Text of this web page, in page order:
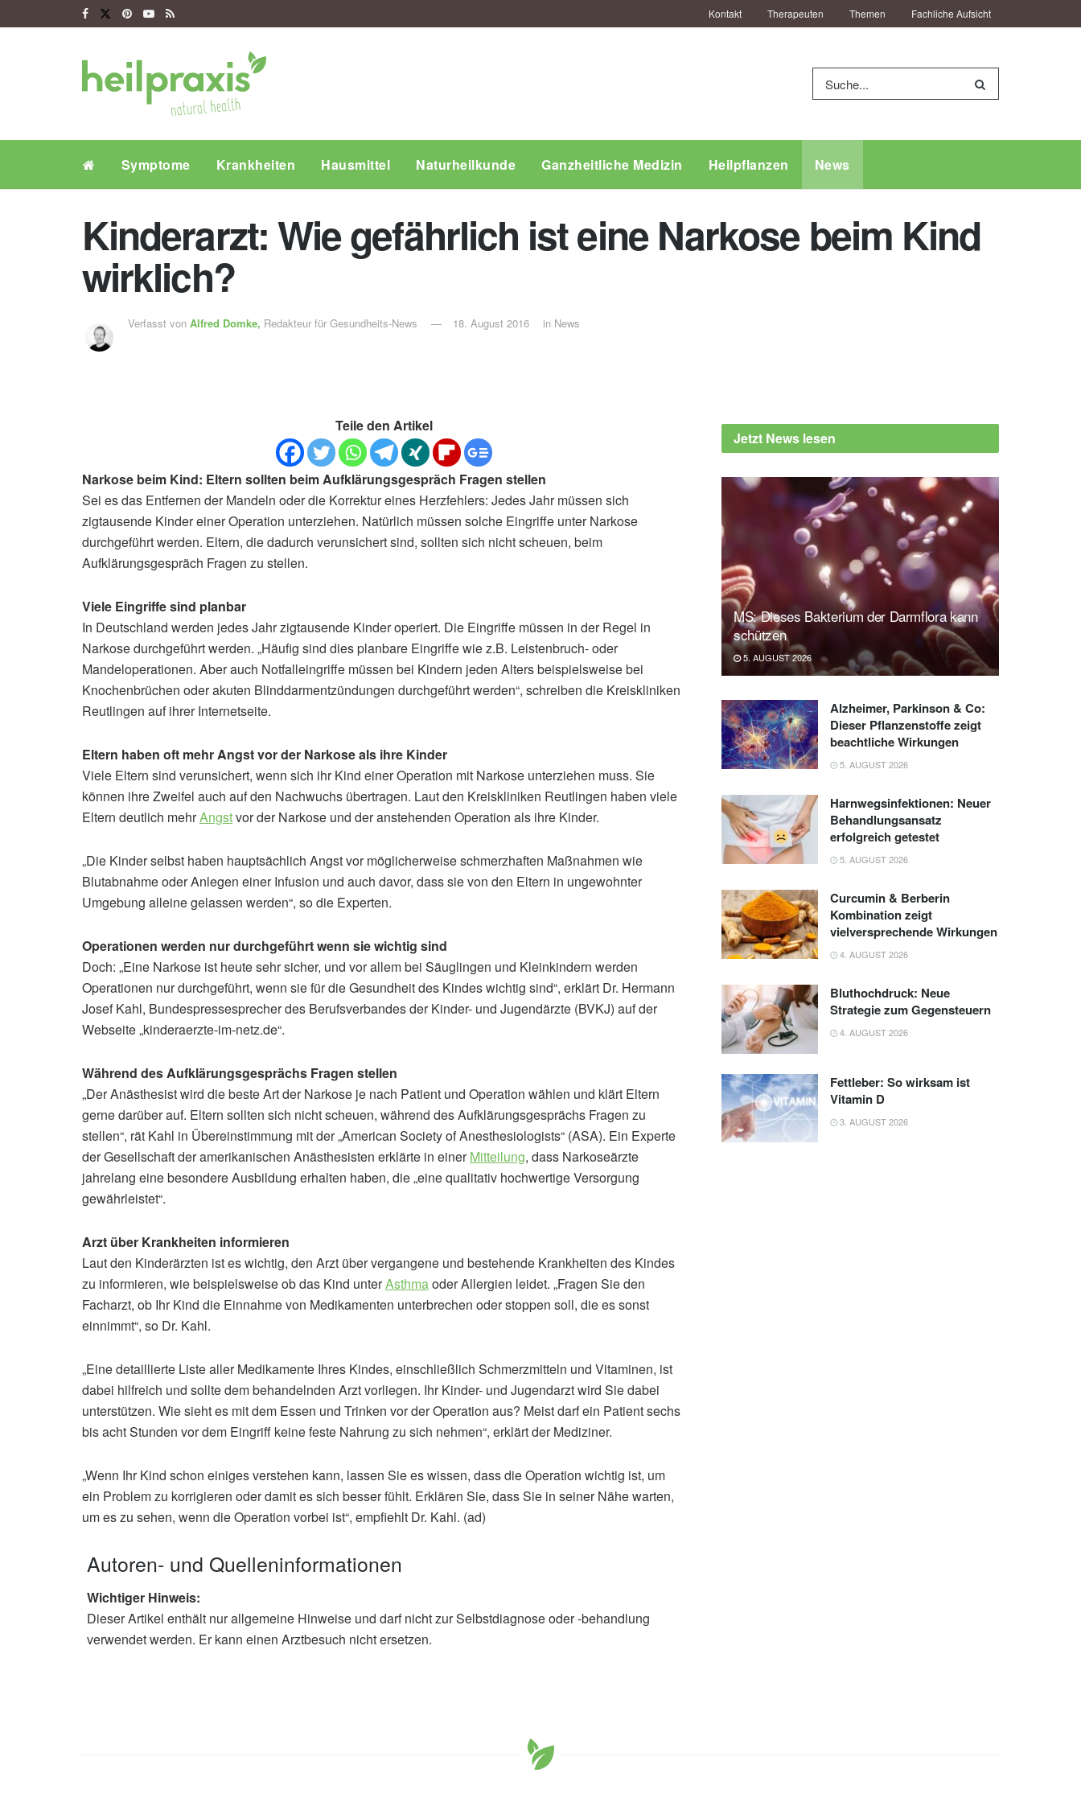
Kontakt Therapeuten Themen Fachliche Aufsicht
Symptome Krankheiten Hausmittel Naturheilkunde Ganzheitliche Medizin Heilpflanzen News
Kinderarzt: Wie gefährlich ist eine Narkose beim Kind
wirklich?
Verfasst von Alfred Domke, Redakteur für Gesundheits-News 18. August 2016 in News
Teile den Artikel
Narkose beim Kind: Eltern sollten beim Aufklärungsgespräch Fragen stellen
Sei es das Entfernen der Mandeln oder die Korrektur eines Herzfehlers: Jedes Jahr müssen sich
zigtausende Kinder einer Operation unterziehen. Natürlich müssen solche Eingriffe unter Narkose
durchgeführt werden. Eltern, die dadurch verunsichert sind, sollten sich nicht scheuen, beim
Aufklärungsgespräch Fragen zu stellen.
Viele Eingriffe sind planbar
In Deutschland werden jedes Jahr zigtausende Kinder operiert. Die Eingriffe müssen in der Regel in
Narkose durchgeführt werden. „Häufig sind dies planbare Eingriffe wie z.B. Leistenbruch- oder
Mandeloperationen. Aber auch Notfalleingriffe müssen bei Kindern jeden Alters beispielsweise bei
Knochenbrüchen oder akuten Blinddarmentzündungen durchgeführt werden“, schreiben die Kreiskliniken
Reutlingen auf ihrer Internetseite.
Eltern haben oft mehr Angst vor der Narkose als ihre Kinder
Viele Eltern sind verunsichert, wenn sich ihr Kind einer Operation mit Narkose unterziehen muss. Sie
können ihre Zweifel auch auf den Nachwuchs übertragen. Laut den Kreiskliniken Reutlingen haben viele
Eltern deutlich mehrAngstvor der Narkose und der anstehenden Operation als ihre Kinder.
„Die Kinder selbst haben hauptsächlich Angst vor möglicherweise schmerzhaften Maßnahmen wie
Blutabnahme oder Anlegen einer Infusion und auch davor, dass sie von den Eltern in ungewohnter
Umgebung alleine gelassen werden“, so die Experten.
Operationen werden nur durchgeführt wenn sie wichtig sind
Doch: „Eine Narkose ist heute sehr sicher, und vor allem bei Säuglingen und Kleinkindern werden
Operationen nur durchgeführt, wenn sie für die Gesundheit des Kindes wichtig sind“, erklärt Dr. Hermann
Josef Kahl, Bundespressesprecher des Berufsverbandes der Kinder- und Jugendärzte (BVKJ) auf der
Webseite „kinderaerzte-im-netz.de“.
Während des Aufklärungsgesprächs Fragen stellen
„Der Anästhesist wird die beste Art der Narkose je nach Patient und Operation wählen und klärt Eltern
gerne darüber auf. Eltern sollten sich nicht scheuen, während des Aufklärungsgesprächs Fragen zu
stellen“, rät Kahl in Übereinstimmung mit der „American Society of Anesthesiologists“ (ASA). Ein Experte
der Gesellschaft der amerikanischen Anästhesisten erklärte in einerMitteilung, dass Narkoseärzte
jahrelang eine besondere Ausbildung erhalten haben, die „eine qualitativ hochwertige Versorgung
gewährleistet“.
Arzt über Krankheiten informieren
Laut den Kinderärzten ist es wichtig, den Arzt über vergangene und bestehende Krankheiten des Kindes
zu informieren, wie beispielsweise ob das Kind unterAsthmaoder Allergien leidet. „Fragen Sie den
Facharzt, ob Ihr Kind die Einnahme von Medikamenten unterbrechen oder stoppen soll, die es sonst
einnimmt“, so Dr. Kahl.
„Eine detaillierte Liste aller Medikamente Ihres Kindes, einschließlich Schmerzmitteln und Vitaminen, ist
dabei hilfreich und sollte dem behandelnden Arzt vorliegen. Ihr Kinder- und Jugendarzt wird Sie dabei
unterstützen. Wie sieht es mit dem Essen und Trinken vor der Operation aus? Meist darf ein Patient sechs
bis acht Stunden vor dem Eingriff keine feste Nahrung zu sich nehmen“, erklärt der Mediziner.
„Wenn Ihr Kind schon einiges verstehen kann, lassen Sie es wissen, dass die Operation wichtig ist, um
ein Problem zu korrigieren oder damit es sich besser fühlt. Erklären Sie, dass Sie in seiner Nähe warten,
um es zu sehen, wenn die Operation vorbei ist“, empfiehlt Dr. Kahl. (ad)
Autoren- und Quelleninformationen
Wichtiger Hinweis:
Dieser Artikel enthält nur allgemeine Hinweise und darf nicht zur Selbstdiagnose oder -behandlung
verwendet werden. Er kann einen Arztbesuch nicht ersetzen.
Jetzt News lesen
MS: Dieses Bakterium der Darmflora kann
schützen
5. AUGUST 2026
Alzheimer, Parkinson & Co:
Dieser Pflanzenstoffe zeigt
beachtliche Wirkungen
5. AUGUST 2026
Harnwegsinfektionen: Neuer
Behandlungsansatz
erfolgreich getestet
5. AUGUST 2026
Curcumin & Berberin
Kombination zeigt
vielversprechende Wirkungen
4. AUGUST 2026
Bluthochdruck: Neue
Strategie zum Gegensteuern
4. AUGUST 2026
Fettleber: So wirksam ist
Vitamin D
3. AUGUST 2026